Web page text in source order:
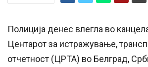
Полиција денес влегла во
Центарот за истражување,
отчетност (ЦРТА) во Белград,